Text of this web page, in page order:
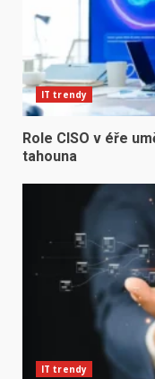
IT trendy
Role CISO v éře
tahouna
IT trendy